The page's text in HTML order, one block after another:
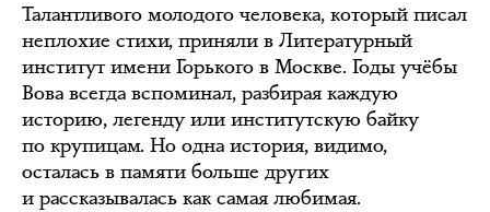
Талантливого молодого человека, который писал
неплохие стихи, приняли в Литературный
институт имени Горького в Москве. Годы учёбы
Вова всегда вспоминал, разбирая каждую
историю, легенду или институтскую байку
по крупицам. Но одна история, видимо,
осталась в памяти больше других
и рассказывалась как самая любимая.